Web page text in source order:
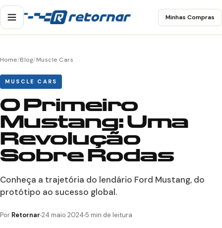
Minhas Compras
Home/Blog/Muscle Cars
MUSCLE CARS
O Primeiro
Mustang: Uma
Revolução
Sobre Rodas
Conheça a trajetória do lendário Ford Mustang, do
protótipo ao sucesso global.
Por Retornar 24 maio 2024 5 min de leitura